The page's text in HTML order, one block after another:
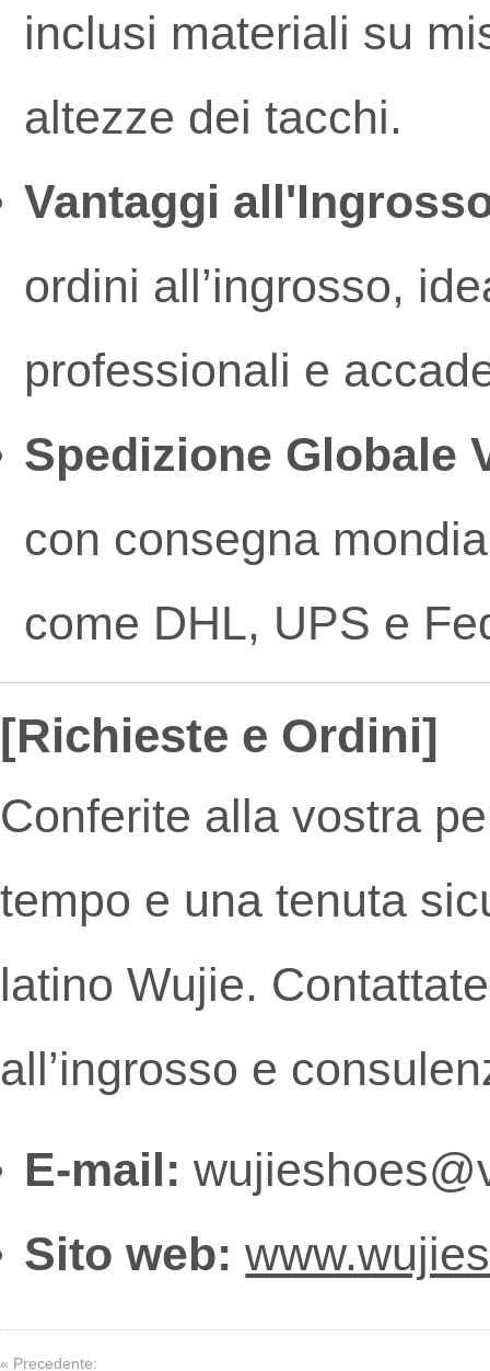
inclusi materiali su
altezze dei tacchi.
Vantaggi
ordini all’ingrosso,
professionali e
Spedizione Globale
con consegna
come DHL, UPS e
[Richieste e Ordini]
Conferite alla vostra
tempo e una tenuta
latino Wujie.
all’ingrosso e
E-mail:
Sito web:
« Precedente: